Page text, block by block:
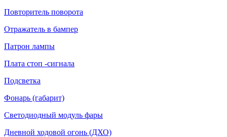
Повторитель поворота
Отражатель в бампер
Патрон лампы
Плата стоп -сигнала
Подсветка
Фонарь (габарит)
Светодиодный модуль фары
Дневной ходовой огонь (ДХО)